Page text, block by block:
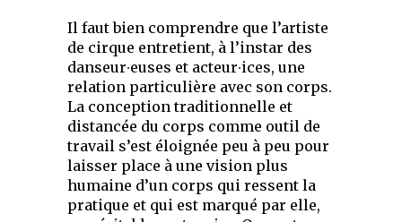
Il faut bien comprendre que l’artiste
de cirque entretient, à l’instar des
danseur∙euses et acteur∙ices, une
relation particulière avec son corps.
La conception traditionnelle et
distancée du corps comme outil de
travail s’est éloignée peu à peu pour
laisser place à une vision plus
humaine d’un corps qui ressent la
pratique et qui est marqué par elle,